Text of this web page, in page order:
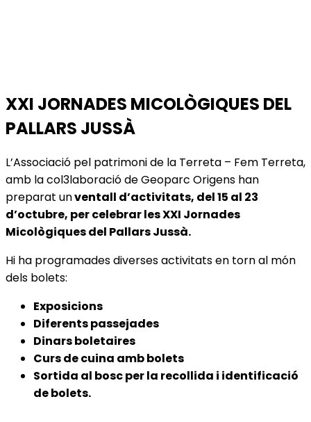
XXI JORNADES MICOLÒGIQUES DEL
PALLARS JUSSÀ
L’Associació pel patrimoni de la Terreta – Fem Terreta,
amb la col3laboració de Geoparc Origens han
preparat unventall d’activitats, del 15 al 23
d’octubre, per celebrar les XXI Jornades
Micològiques del Pallars Jussà.
Hi ha programades diverses activitats en torn al món
dels bolets:
Exposicions
Diferents passejades
Dinars boletaires
Curs de cuina amb bolets
Sortida al bosc per la recollida i identificació
de bolets.